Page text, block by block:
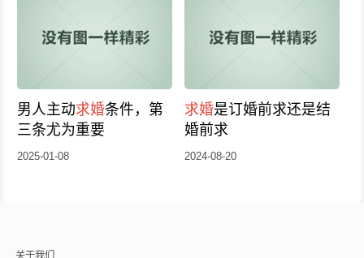
男人主动求婚条件，第
三条尤为重要
2025-01-08
求婚是订婚前求还是结
婚前求
2024-08-20
关于我们